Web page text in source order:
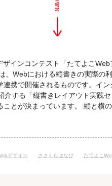
インコンテスト「たてよこ
、Webにおける縦書きの実際の
連携で開催されるものです。イ
介する「縦書きレイアウト実践
とが決まっています。 縦と横
アワード」の公式サイトは、
がっています。（これ
デザイン ささくらはなび たてよこ